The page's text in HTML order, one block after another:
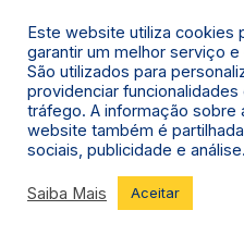
Santa Maria 2021 ©
Este website utiliza cookies
garantir um melhor serviço
São utilizados para
providenciar
tráfego. A informação sobre
website também é
sociais, publicidade e análise.
Saiba Mais Aceitar